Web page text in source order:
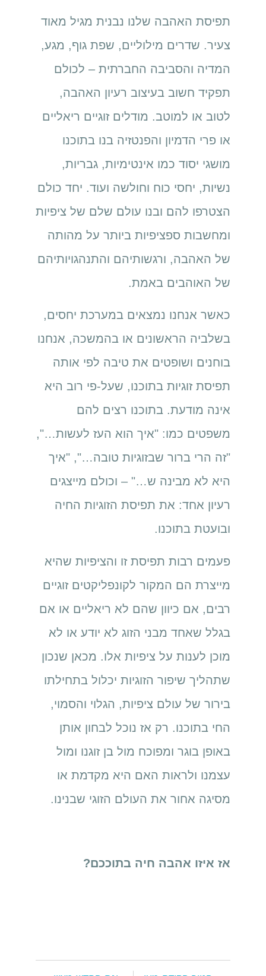
תפיסת האהבה שלנו נבנית מגיל מאוד
צעיר. שדרים מילוליים, שפת גוף, מגע,
המדיה והסביבה החברתית – לכולם
תפקיד חשוב בעיצוב רעיון האהבה,
לטוב או למוטב. מודלים זוגיים ריאליים
או פרי הדמיון והפנטזיה בנו בתוכנו
מושגי יסוד כמו אינטימיות, גבריות,
נשיות, יחסי כוח וחולשה ועוד. יחד כולם
הצטרפו להם ובנו עולם שלם של ציפיות
ומחשבות ספציפיות ביותר על מהותה
של האהבה, ורגשותיהם והתנהגויותיהם
של האוהבים באמת.
כאשר אנחנו נמצאים במערכת יחסים,
בשלביה הראשונים או בהמשכה, אנחנו
בוחנים ושופטים את טיבה לפי אותה
תפיסת זוגיות בתוכנו, שעל-פי רוב היא
אינה מודעת. בתוכנו רצים להם
משפטים כמו: "איך הוא העז לעשות…",
"זה הרי ברור שבזוגיות טובה…", "איך
היא לא מבינה ש…" – וכולם מייצגים
רעיון אחד: את תפיסת הזוגיות החיה
ובועטת בתוכנו.
פעמים רבות תפיסת זו והציפיות שהיא
מייצרת הם המקור לקונפליקטים זוגיים
רבים, אם כיוון שהם לא ריאליים או אם
בגלל שאחד מבני הזוג לא יודע או לא
מוכן לענות על ציפיות אלו. מכאן שנכון
שתהליך שיפור הזוגיות יכלול בתחילתו
בירור של עולם ציפיות, הגלוי והסמוי,
החי בתוכנו. רק אז נוכל לבחון אותן
באופן בוגר ומפוכח מול בן זוגנו ומול
עצמנו ולראות האם היא מקדמת או
מסיגה אחור את העולם הזוגי שבנינו.
אז איזו אהבה חיה בתוככם?